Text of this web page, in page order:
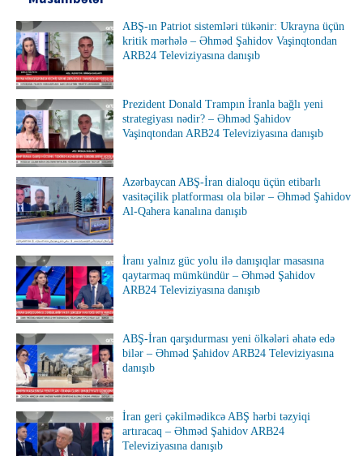
ABŞ-ın Patriot sistemləri tükənir: Ukrayna üçün
kritik mərhələ – Əhməd Şahidov Vaşinqtondan
ARB24 Televiziyasına danışıb
Prezident Donald Trampın İranla bağlı yeni
strategiyası nədir? – Əhməd Şahidov
Vaşinqtondan ARB24 Televiziyasına danışıb
Azərbaycan ABŞ-İran dialoqu üçün etibarlı
vasitəçilik platforması ola bilər – Əhməd Şahidov
Al-Qahera kanalına danışıb
İranı yalnız güc yolu ilə danışıqlar masasına
qaytarmaq mümkündür – Əhməd Şahidov
ARB24 Televiziyasına danışıb
ABŞ-İran qarşıdurması yeni ölkələri əhatə edə
bilər – Əhməd Şahidov ARB24 Televiziyasına
danışıb
İran geri çəkilmədikcə ABŞ hərbi təzyiqi
artıracaq – Əhməd Şahidov ARB24
Televiziyasına danışıb